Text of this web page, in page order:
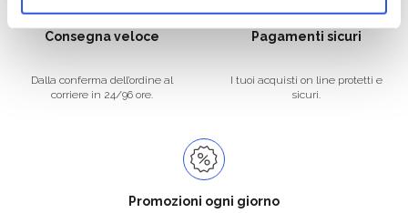
Consegna veloce
Dalla conferma dell’ordine al
corriere in 24/96 ore.
Pagamenti sicuri
I tuoi acquisti on line protetti e
sicuri.
Promozioni ogni giorno